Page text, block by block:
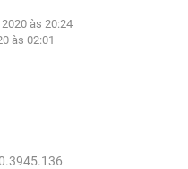
EXCEL
FACEBOOK
às 20:24
às 02:01